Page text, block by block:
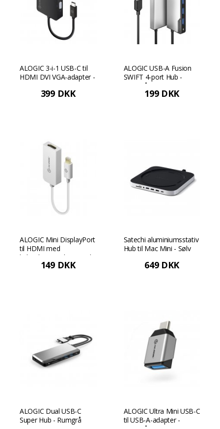
ALOGIC 3-i-1 USB-C til
HDMI DVI VGA-adapter -
399 DKK
ALOGIC USB-A Fusion
SWIFT 4-port Hub -
Rumgrå
199 DKK
ALOGIC Mini DisplayPort
til HDMI med
lydunderstøttelse - Hvid
149 DKK
Satechi aluminiumsstativ
Hub til Mac Mini - Sølv
649 DKK
ALOGIC Dual USB-C
Super Hub - Rumgrå
ALOGIC Ultra Mini USB-C
til USB-A-adapter -